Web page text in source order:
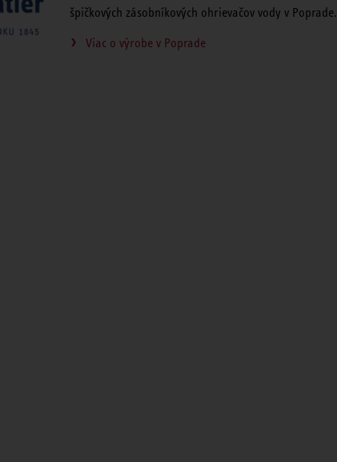
špičkových zásobníkových ohrievačov vody v Poprade.
Viac o výrobe v Poprade